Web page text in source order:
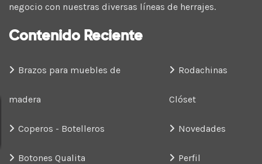
negocio con nuestras diversas líneas de herrajes.
Contenido Reciente
Brazos para muebles de
madera
Coperos - Botelleros
Botones Qualita
Rodachinas
Clóset
Novedades
Perfil